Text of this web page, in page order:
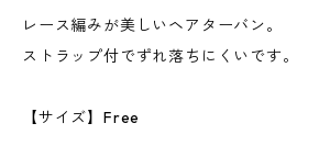
レース編みが美しいヘアターバン。
ストラップ付でずれ落ちにくいです。
【サイズ】Free